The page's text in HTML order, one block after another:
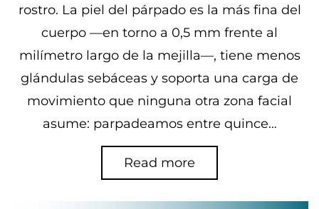
rostro. La piel del párpado es la más fina del
cuerpo —en torno a 0,5 mm frente al
milímetro largo de la mejilla—, tiene menos
glándulas sebáceas y soporta una carga de
movimiento que ninguna otra zona facial
asume: parpadeamos entre quince…
Read more